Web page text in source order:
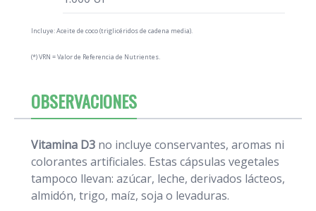
Incluye: Aceite de coco (triglicéridos de cadena media).
(*) VRN = Valor de Referencia de Nutrientes.
OBSERVACIONES
Vitamina D3 no incluye conservantes, aromas ni
colorantes artificiales. Estas cápsulas vegetales
tampoco llevan: azúcar, leche, derivados lácteos,
almidón, trigo, maíz, soja o levaduras.